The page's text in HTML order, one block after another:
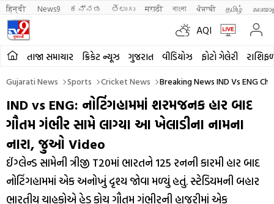
हिन्दी News9 ಕನ್ನಡ తెలుగు मराठी বাংলা ਪੰਜਾਬੀ தமிழ்
AQI
તાજા સમાચાર ક્રિકેટ ન્યૂઝ ગુજરાત વીડિયોઝ ફોટો ગેલેરી
Gujarati News Sports Cricket News Breaking News IND Vs ENG
IND vs ENG: નોટિંગહામમાં શરમજનક હાર બાદ
ગૌતમ ગંભીર સામે લાગ્યા આ ખેલાડીના નામના
નારા, જુઓ Video
ઈંગ્લેન્ડ સામેની ત્રીજી T20માં ભારતને 125 રનની કારમી હાર બાદ
નોટિંગહામમાં એક અનોખું દૃશ્ય જોવા મળ્યું હતું. સ્ટેડિયમની બહાર
ભારતીય ચાહકોએ હેડ કોચ ગૌતમ ગંભીરની હાજરીમાં એક